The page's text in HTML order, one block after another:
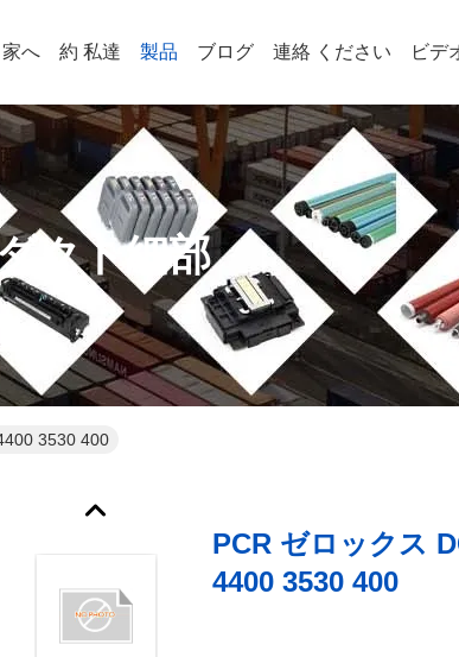
家へ 約 私達 製品 ブログ 連絡 ください ビデ
クト細部
3530 400
PCR ゼロックス
4400 3530 400